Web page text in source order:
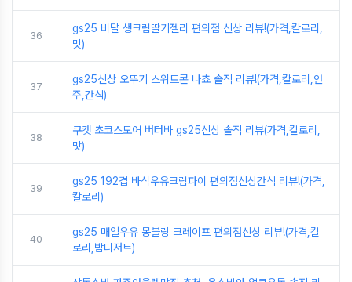
36
gs25 비달 생크림딸기젤리 편의점 신상 리뷰!(가격,칼로리,
맛)
37
gs25신상 오뚜기 스위트콘 나쵸 솔직 리뷰!(가격,칼로리,안
주,간식)
38
쿠캣 초코스모어 버터바 gs25신상 솔직 리뷰(가격,칼로리,
맛)
39
gs25 192겹 바삭우유크림파이 편의점신상간식 리뷰!(가격,
칼로리)
40
gs25 매일우유 몽블랑 크레이프 편의점신상 리뷰!(가격,칼
로리,밤디저트)